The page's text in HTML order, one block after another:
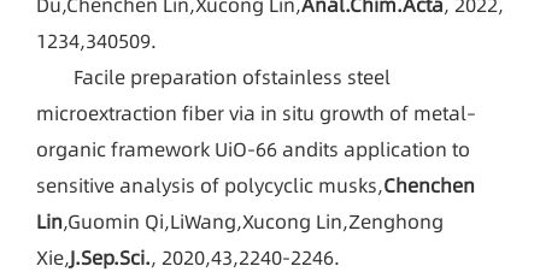
1234,340509.
Facile preparation ofstainless steel
microextraction fiber via in situ growth of metal–
organic framework UiO-66 andits application to
sensitive analysis of polycyclic musks,Chenchen
Lin,Guomin Qi,LiWang,Xucong Lin,Zenghong
Xie,J.Sep.Sci., 2020,43,2240-2246.